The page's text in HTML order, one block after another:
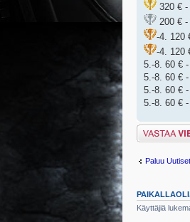
320 € -
200 € -
-4. 120
-4. 120
5.-8. 60 € -
5.-8. 60 € -
5.-8. 60 € -
5.-8. 60 € -
Lähetä vastaus
Paluu Uutiset
Käyttäjiä